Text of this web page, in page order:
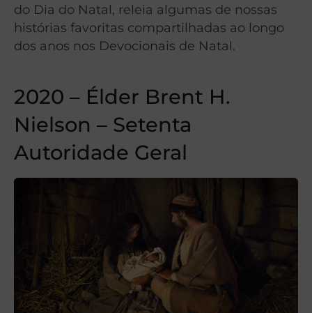
do Dia do Natal, releia algumas de nossas
histórias favoritas compartilhadas ao longo
dos anos nos Devocionais de Natal.
2020 – Élder Brent H.
Nielson – Setenta
Autoridade Geral